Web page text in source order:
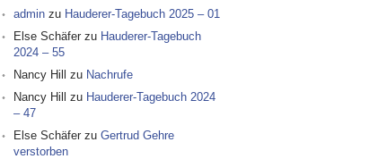
adminzu Hauderer-Tagebuch 2025 – 01
Else Schäferzu Hauderer-Tagebuch
2024 – 55
Nancy Hill
zu Nachrufe
Nancy Hill
zu Hauderer-Tagebuch 2024
– 47
Else Schäferzu Gertrud Gehre
verstorben